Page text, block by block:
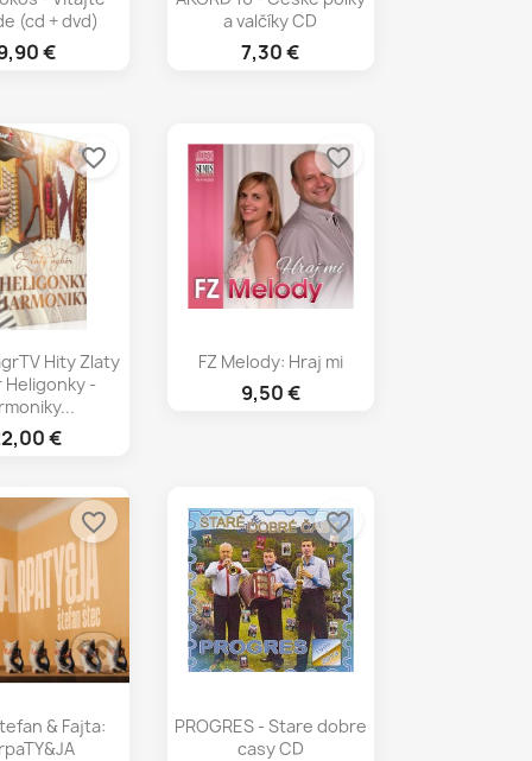
(cd + dvd)
€
a valčíky CD
7,30 €
náhľad
Hity Zlaty
Heligonky -
€
favorite_border
 Rýchly náhľad
FZ Melody: Hraj mi
9,50 €
favorite_border
náhľad
& Fajta:
favorite_border
Rýchly náhľad
PROGRES - Stare dobre
casy CD
favorite_border